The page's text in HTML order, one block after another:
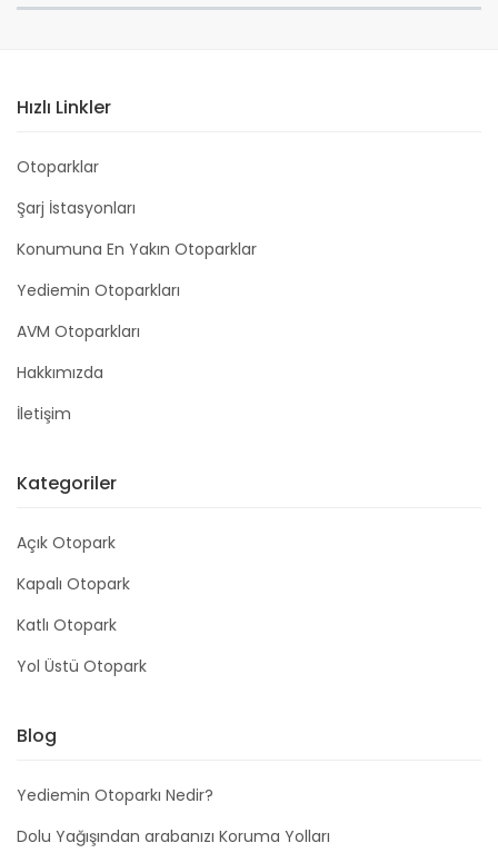
Hızlı Linkler
Otoparklar
Şarj İstasyonları
Konumuna En Yakın Otoparklar
Yediemin Otoparkları
AVM Otoparkları
Hakkımızda
İletişim
Kategoriler
Açık Otopark
Kapalı Otopark
Katlı Otopark
Yol Üstü Otopark
Blog
Yediemin Otoparkı Nedir?
Dolu Yağışından arabanızı Koruma Yolları